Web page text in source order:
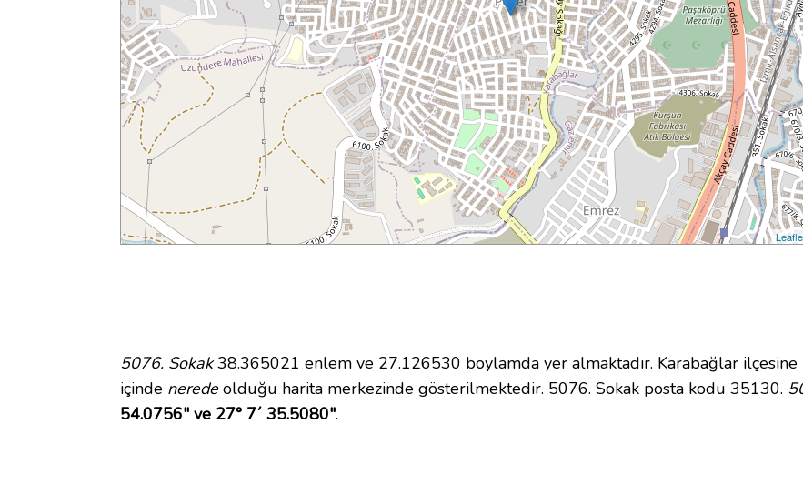
5076. Sokak38.365021 enlem ve 27.126530 boylamda yer almaktadır. Karabağlar ilçesine
içinde neredeolduğu harita merkezinde gösterilmektedir. 5076. Sokak posta kodu 35130.
54.0756" ve 27° 7´ 35.5080".